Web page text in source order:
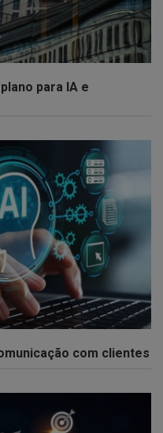
para IA e
com clientes